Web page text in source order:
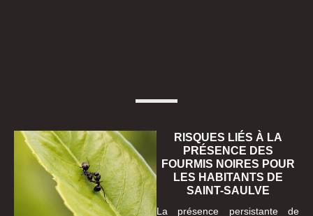
RISQUES LIÉS À LA
PRÉSENCE DES
FOURMIS NOIRES POUR
LES HABITANTS DE
SAINT-SAULVE
La présence persistante de